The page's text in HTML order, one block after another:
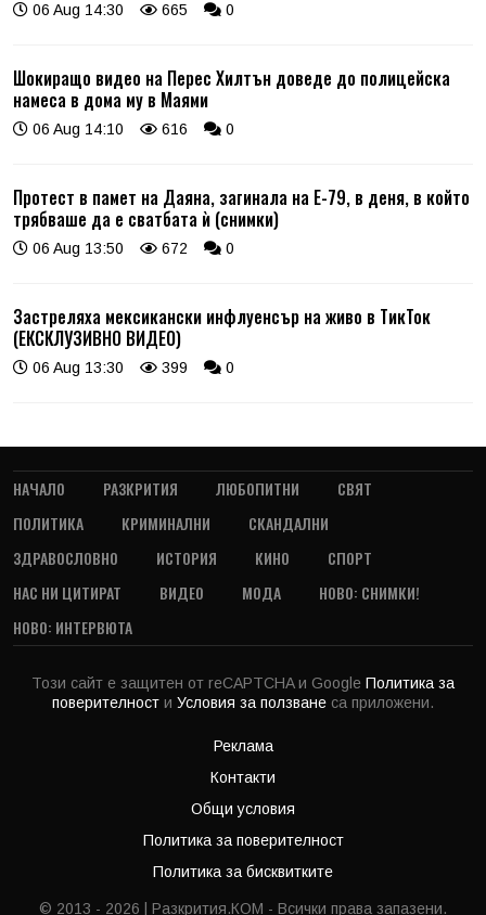
06 Aug 14:30 665 0
Шокиращо видео на Перес Хилтън доведе до полицейска
намеса в дома му в Маями
06 Aug 14:10 616 0
Протест в памет на Даяна, загинала на Е-79, в деня, в който
трябваше да е сватбата ѝ (снимки)
06 Aug 13:50 672 0
Застреляха мексикански инфлуенсър на живо в ТикТок
(ЕКСКЛУЗИВНО ВИДЕО)
06 Aug 13:30 399 0
НАЧАЛО РАЗКРИТИЯ ЛЮБОПИТНИ
СВЯТ
ПОЛИТИКА
КРИМИНАЛНИ
СКАНДАЛНИ
ЗДРАВОСЛОВНО
ИСТОРИЯ КИНО
СПОРТ
НАС НИ ЦИТИРАТ
ВИДЕО МОДА
НОВО: СНИМКИ!
НОВО: ИНТЕРВЮТА
Този сайт е защитен от reCAPTCHA и Google Политика за
поверителност и Условия за ползване са приложени.
Реклама
Контакти
Общи условия
Политика за поверителност
Политика за бисквитките
© 2013 - 2026 | Разкрития.КОМ - Всички права запазени.